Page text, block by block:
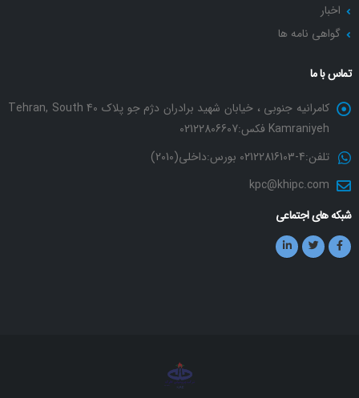
اخبار
گواهی نامه ها
تماس با ما
کامرانیه جنوبی ، خیابان شهید برادران دژم جو پلاک 40 Tehran, South
Kamraniyeh فکس:02122806607
تلفن:4-02122816103 بورس:داخلی(2010)
kpc@khipc.com
شبکه های اجتماعی